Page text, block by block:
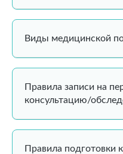
Виды медицинской
Правила записи на
консультацию/
Правила подготовки